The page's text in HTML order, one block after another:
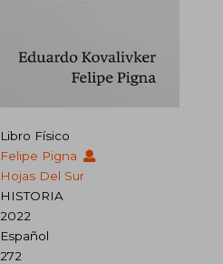
Libro Físico
Felipe Pigna
Hojas Del Sur
HISTORIA
2022
Español
272